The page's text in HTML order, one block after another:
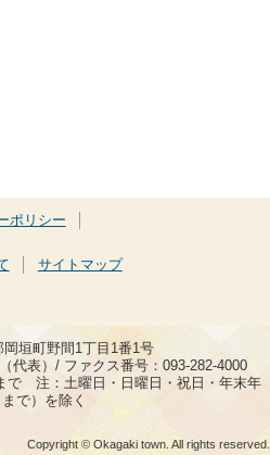
ポリシー
サイトマップ
垣町野間1丁目1番1号
代表）/ ファクス番号：093-282-4000
で 注：土曜日・日曜日・祝日・年末年
で）を除く
Copyright © Okagaki town. All rights reserved.